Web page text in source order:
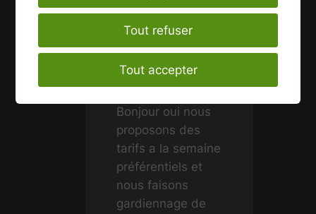
piv
16 janvier 2026
Bonjour oui nous
proposons des
tarifs a la semaine
préférentiels et
nous faisons
gardiennage de
Tout refuser
Tout accepter